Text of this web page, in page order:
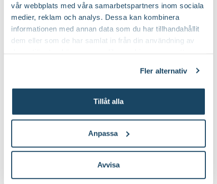
vår webbplats med våra samarbetspartners inom sociala
medier, reklam och analys. Dessa kan kombinera
informationen med annan data som du har tillhandahållit
dem eller som de har samlat in från din användning av
Fler alternativ
Tillåt alla
Anpassa
Avvisa
Online
Fåtal i lager
Till Produkten
till Fiberpots / Fiberkruka produktsida
Online